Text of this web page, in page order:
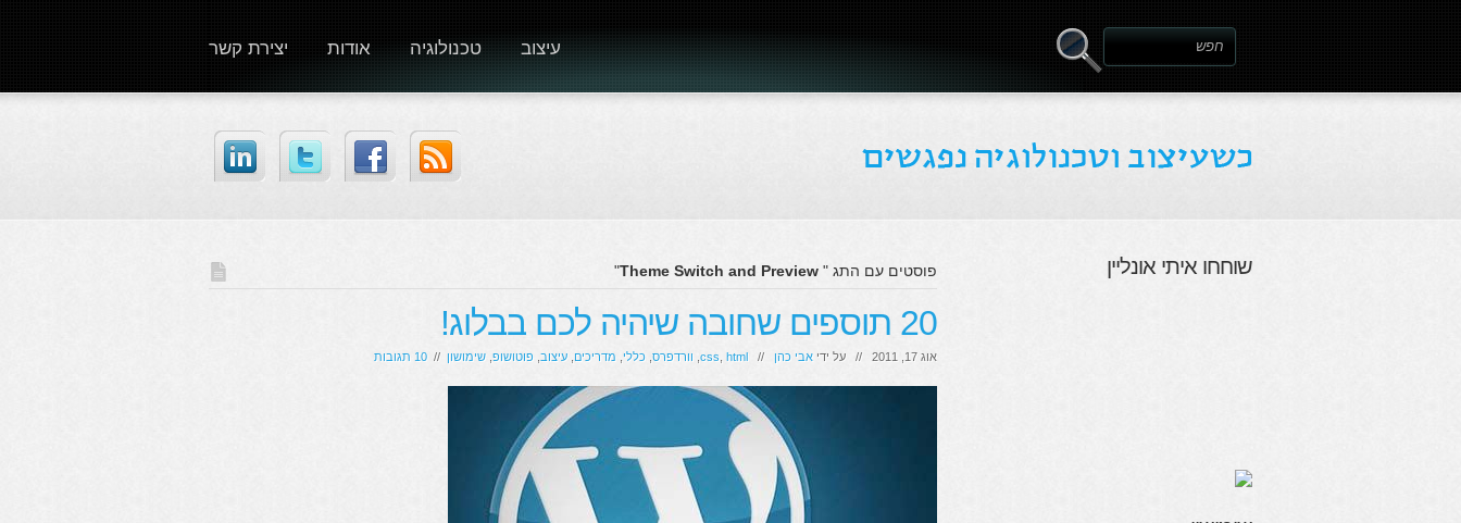
יצירת קשר אודות טכנולוגיה עיצוב
פוסטים עם התג " "
20 תוספים שחובה שיהיה לכם בבלוג!
אוג 17, 2011 // על ידי אבי כהן //
css html וורדפרס כללי מדריכים עיצוב פוטושופ שימושון // 10 תגובות
שוחחו איתי אונליין